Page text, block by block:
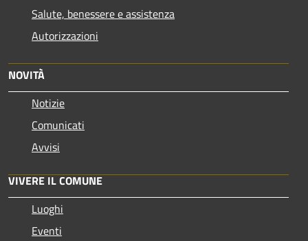
Salute, benessere e assistenza
Autorizzazioni
NOVITÀ
Notizie
Comunicati
Avvisi
VIVERE IL COMUNE
Luoghi
Eventi